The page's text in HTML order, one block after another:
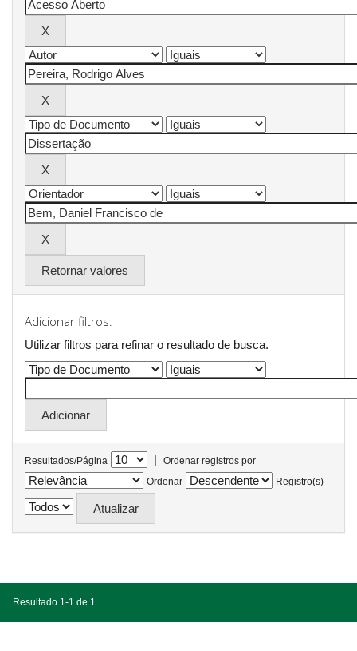
Retornar valores
Adicionar filtros:
Utilizar filtros para refinar o resultado de busca.
Resultados/Página |
Ordenar registros por
Ordenar
Registro(s)
Resultado 1-1 de 1.